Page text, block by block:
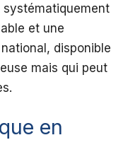
systématiquement
et une
disponible
mais qui peut
en